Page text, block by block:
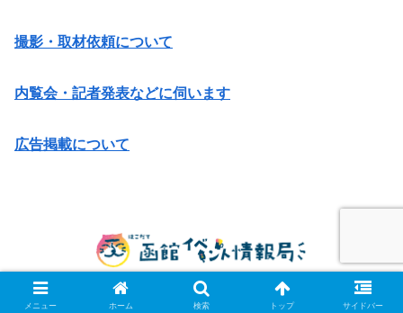
撮影・取材依頼について
内覧会・記者発表などに伺います
広告掲載について
© 2014 函館イベント情報局.
メニュー ホーム 検索 トップ サイドバー